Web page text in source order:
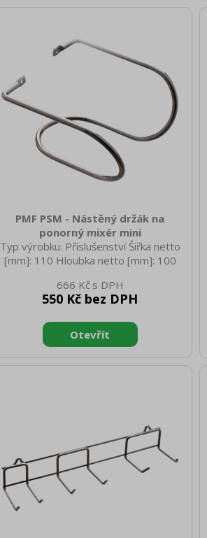
PMF PSM - Nástěný držák na
ponorný mixér mini
Typ výrobku: Příslušenství Šířka netto
[mm]: 110 Hloubka netto [mm]: 100
netto [kg]: 0.40 Šířka brutto [mm]: 125
Hloubka brutto [mm]: 110 Výška brutto
666 Kč
550 Kč bez DPH